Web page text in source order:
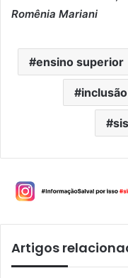
Romênia Mariani
ensino superior
inclusão
Artigos